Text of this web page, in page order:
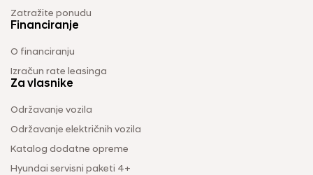
Zatražite ponudu
Financiranje
O financiranju
Izračun rate leasinga
Za vlasnike
Održavanje vozila
Održavanje električnih vozila
Katalog dodatne opreme
Hyundai servisni paketi 4+